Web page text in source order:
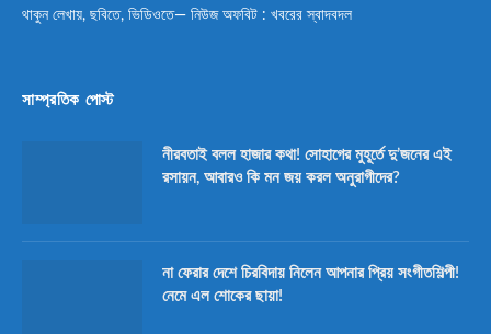
থাকুন লেখায়, ছবিতে, ভিডিওতে— নিউজ অফবিট : খবরের স্বাদবদল
সাম্প্রতিক পোস্ট
নীরবতাই বলল হাজার কথা! সোহাগের মুহূর্তে দু’জনের এই
রসায়ন, আবারও কি মন জয় করল অনুরাগীদের?
না ফেরার দেশে চিরবিদায় নিলেন আপনার প্রিয় সংগীতশিল্পী!
নেমে এল শোকের ছায়া!